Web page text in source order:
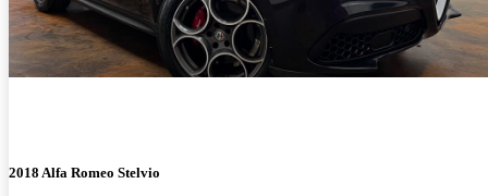
2018 Alfa Romeo Stelvio